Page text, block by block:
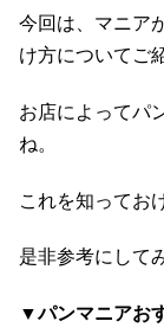
今回は、マニア
け方についてご
お店によってパ
ね。
これを知ってお
是非参考にして
▼パンマニアお